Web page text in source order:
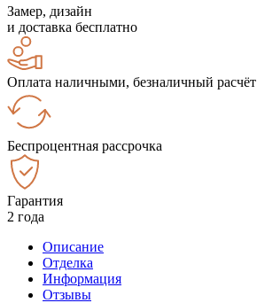
Замер, дизайн
и доставка бесплатно
Оплата наличными, безналичный расчёт
Беспроцентная рассрочка
Гарантия
2 года
Описание
Отделка
Информация
Отзывы